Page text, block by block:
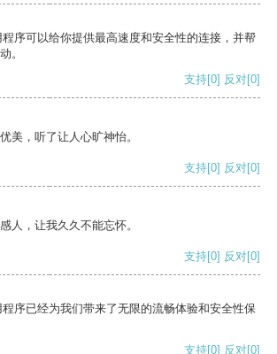
序可以给你提供最高速度和安全性的连接，并帮
。
支持[0] 反对[0]
美，听了让人心旷神怡。
支持[0] 反对[0]
人，让我久久不能忘怀。
支持[0] 反对[0]
序已经为我们带来了无限的流畅体验和安全性保
支持[0] 反对[0]